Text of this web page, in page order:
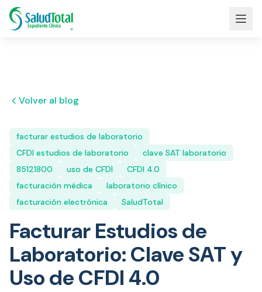
Volver al blog
facturar estudios de laboratorio
CFDI estudios de laboratorio
clave SAT laboratorio
85121800
uso de CFDI
CFDI 4.0
facturación médica
laboratorio clínico
facturación electrónica
SaludTotal
Facturar Estudios de
Laboratorio: Clave SAT y
Uso de CFDI 4.0